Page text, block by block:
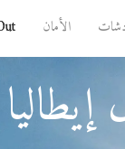
الأمان